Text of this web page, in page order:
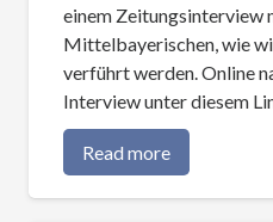
einem Zeitungsinterview
Mittelbayerischen, wie
verführt werden. Online
Interview unter diesem
Read more